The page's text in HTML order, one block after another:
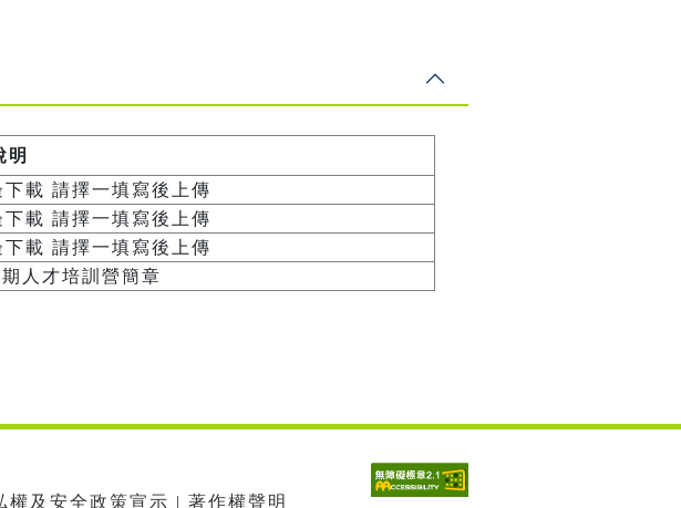
明
載 請擇一填寫後上傳
載 請擇一填寫後上傳
載 請擇一填寫後上傳
人才培訓營簡章
及安全政策宣示 | 著作權聲明